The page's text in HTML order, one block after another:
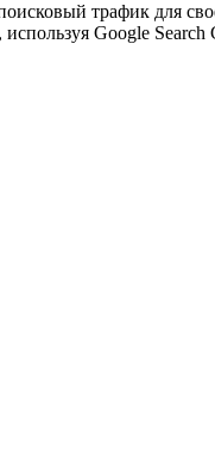
трафик для
Google